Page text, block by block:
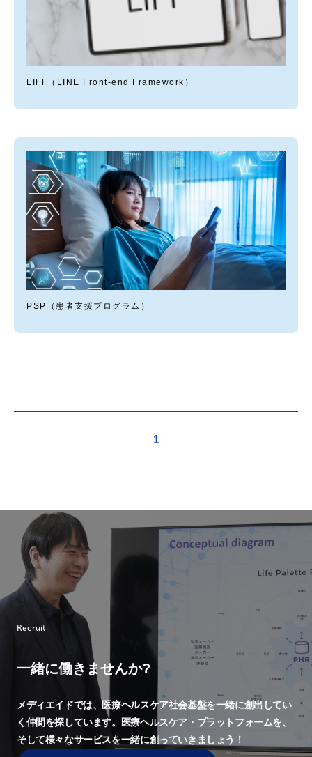
LIFF（LINE Front-end Framework）
PSP（患者支援プログラム）
1
Recruit
一緒に働きませんか?
メディエイドでは、医療ヘルスケア社会基盤を一緒に創出してい
く仲間を探しています。
医療ヘルスケア・プラットフォームを、
そして様々なサービスを一緒に創っていきましょう！